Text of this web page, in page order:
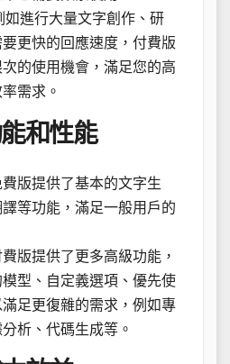
如進行大量文字創作、研
更快的回應速度，付費版
的使用機會，滿足您的高
需求。
和性能
費版提供了基本的文字生
等功能，滿足一般用戶的
版提供了更多高級功能，
型、自定義選項、優先使
足更復雜的需求，例如專
析、代碼生成等。